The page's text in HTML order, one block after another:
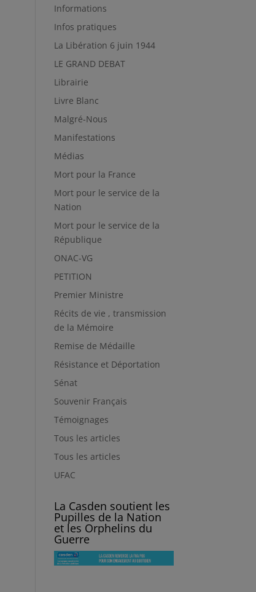
Informations
Infos pratiques
La Libération 6 juin 1944
LE GRAND DEBAT
Librairie
Livre Blanc
Malgré-Nous
Manifestations
Médias
Mort pour la France
Mort pour le service de la
Nation
Mort pour le service de la
République
ONAC-VG
PETITION
Premier Ministre
Récits de vie , transmission
de la Mémoire
Remise de Médaille
Résistance et Déportation
Sénat
Souvenir Français
Témoignages
Tous les articles
Tous les articles
UFAC
La Casden soutient les
Pupilles de la Nation
et les Orphelins du
Guerre